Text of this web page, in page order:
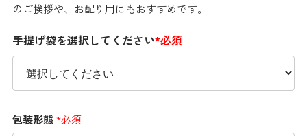
のご挨拶や、お配り用にもおすすめです。
手提げ袋を選択してください*必須
包装形態*必須